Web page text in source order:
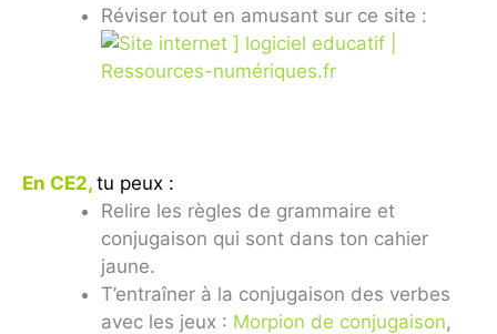
Réviser tout en amusant sur ce site :
En CE2, tu peux :
Relire les règles de grammaire et
conjugaison qui sont dans ton cahier
jaune.
T’entraîner à la conjugaison des verbes
avec les jeux : Morpion de conjugaison,